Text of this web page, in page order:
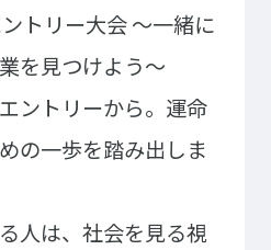
沿革（学院の歴史）
ジ
トリー大会 ～一緒に
を見つけよう～
ントリーから。運命
の一歩を踏み出しま
人は、社会を見る視